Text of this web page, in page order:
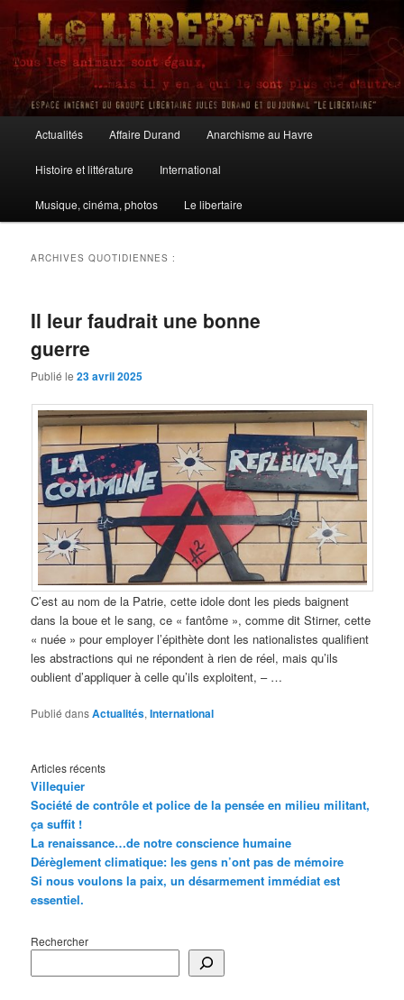
Aller
contenu
principal
Aller
contenu
secondaire
Le Libertaire
principal
Actualités Affaire Durand Anarchisme au Havre
Histoire et littérature International
Musique, cinéma, photos Le libertaire
ARCHIVES QUOTIDIENNES :
Il leur faudrait une bonne
guerre
Publié le23 avril 2025
C’est au nom de la Patrie, cette idole dont les pieds baignent
dans la boue et le sang, ce « fantôme », comme dit Stirner, cette
« nuée » pour employer l’épithète dont les nationalistes qualifient
les abstractions qui ne répondent à rien de réel, mais qu’ils
oublient d’appliquer à celle qu’ils exploitent, – …
Publié dansActualités,International
Articles récents
Villequier
Société de contrôle et police de la pensée en milieu militant,
ça suffit !
La renaissance…de notre conscience humaine
Dérèglement climatique: les gens n’ont pas de mémoire
Si nous voulons la paix, un désarmement immédiat est
essentiel.
Rechercher